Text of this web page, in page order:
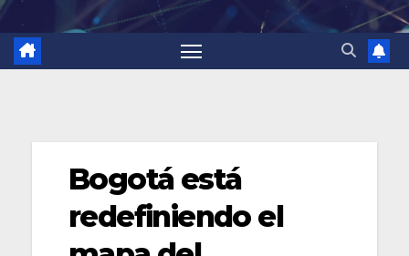
Bogotá está
redefiniendo el